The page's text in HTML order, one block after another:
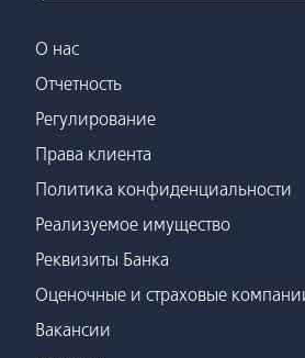
О нас
Отчетность
Регулирование
Права клиента
Политика конфиденциальности
Реализуемое имущество
Реквизиты Банка
Оценочные и страховые
Вакансии